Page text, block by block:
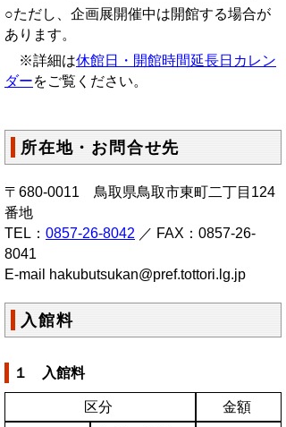
○ただし、企画展開催中は開館する場合が
あります。
※詳細は休館日・開館時間延長日カレン
ダーをご覧ください。
所在地・お問合せ先
〒680-0011 鳥取県鳥取市東町二丁目124
番地
TEL： 0857-26-8042 ／ FAX：0857-26-
8041
E-mail
hakubutsukan@pref.tottori.lg.jp
入館料
１ 入館料
区分 金額